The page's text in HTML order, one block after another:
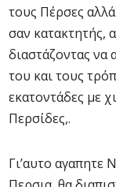
τους Πέρσες
σαν κατακτητής,
διαστάζοντας να
του και τους
εκατοντάδες με
Περσίδες,.
Γι’αυτο αγαπητε